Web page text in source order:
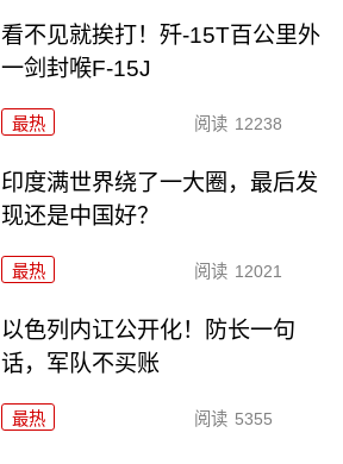
看不见就挨打！歼-15T百公里外
一剑封喉F-15J
最热 阅读 12238
印度满世界绕了一大圈，最后发
现还是中国好？
最热 阅读 12021
以色列内讧公开化！防长一句
话，军队不买账
最热 阅读 5355